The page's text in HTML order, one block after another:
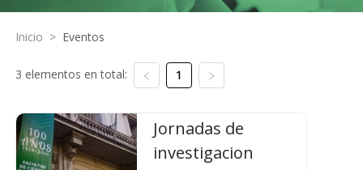
Inicio > Eventos
3 elementos en total: 1
Jornadas de
investigacion